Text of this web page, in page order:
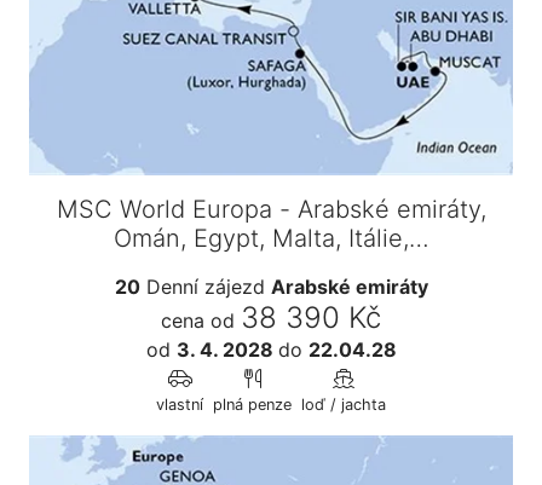
MSC World Europa - Arabské emiráty,
Omán, Egypt, Malta, Itálie,…
20Denní zájezd Arabské emiráty
cena od 38 390 Kč
od 3. 4. 2028 do 22.04.28
vlastní plná penze loď / jachta